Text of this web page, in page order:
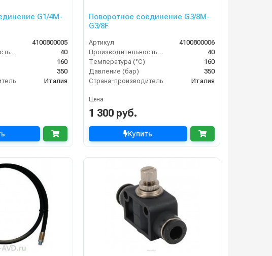
G1/4M-
4100800005
Производительность (л/мин)
40
160
350
Италия
Поворотное соединение G3/8M-
G3/8F
Артикул
4100800006
Производительность (л/мин)
40
Температура (°C)
160
Давление (бар)
350
Страна-производитель
Италия
Цена
1 300 руб.
Купить